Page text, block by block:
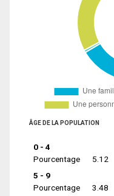
ÂGE DE LA POPULATION
0 - 4
Pourcentage
5.12
5 - 9
Pourcentage
3.48